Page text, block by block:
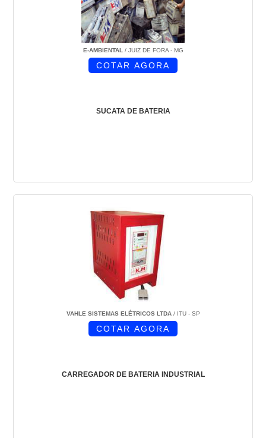
E-AMBIENTAL/ JUIZ DE FORA - MG
SUCATA DE BATERIA
COTAR AGORA
VAHLE SISTEMAS ELÉTRICOS LTDA/ ITU - SP
CARREGADOR DE BATERIA INDUSTRIAL
COTAR AGORA